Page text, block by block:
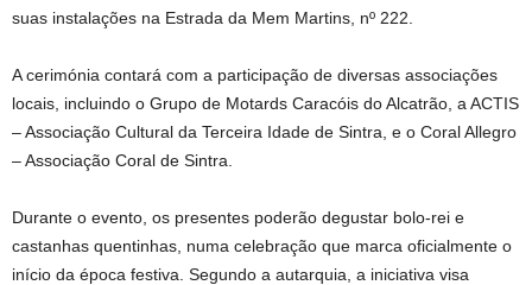
suas instalações na Estrada da Mem Martins, nº 222.
A cerimónia contará com a participação de diversas associações
locais, incluindo o Grupo de Motards Caracóis do Alcatrão, a ACTIS
– Associação Cultural da Terceira Idade de Sintra, e o Coral Allegro
– Associação Coral de Sintra.
Durante o evento, os presentes poderão degustar bolo-rei e
castanhas quentinhas, numa celebração que marca oficialmente o
início da época festiva. Segundo a autarquia, a iniciativa visa